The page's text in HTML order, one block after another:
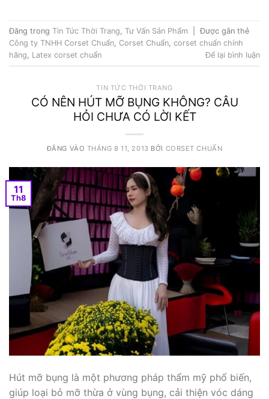
Đăng trong Tin Tức Thời Trang Tư Vấn Sản Phẩm
Được gắn thẻ
Công ty TNHH Corset Chuẩn Corset Chuẩn corset chuẩn chính
hãng
Latex corset chuẩn Để lại bình luận
TIN TỨC THỜI TRANG
CÓ NÊN HÚT MỠ BỤNG KHÔNG? CÂU
HỎI CHƯA CÓ LỜI KẾT
ĐĂNG VÀO THÁNG 8 11, 2013 BỞI CORSET CHUẨN
11
Th8
​Hút mỡ bụng là một phương pháp thẩm mỹ phổ biến,
giúp loại bỏ mỡ thừa ở vùng bụng, cải thiện vóc dáng